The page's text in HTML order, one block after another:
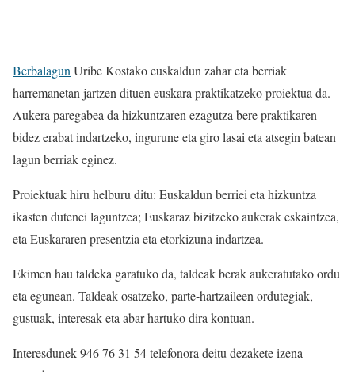
BerbalagunUribe Kostako euskaldun zahar eta berriak
harremanetan jartzen dituen euskara praktikatzeko proiektua da.
Aukera paregabea da hizkuntzaren ezagutza bere praktikaren
bidez erabat indartzeko, ingurune eta giro lasai eta atsegin batean
lagun berriak eginez.
Proiektuak hiru helburu ditu: Euskaldun berriei eta hizkuntza
ikasten dutenei laguntzea; Euskaraz bizitzeko aukerak eskaintzea,
eta Euskararen presentzia eta etorkizuna indartzea.
Ekimen hau taldeka garatuko da, taldeak berak aukeratutako ordu
eta egunean. Taldeak osatzeko, parte-hartzaileen ordutegiak,
gustuak, interesak eta abar hartuko dira kontuan.
Interesdunek 946 76 31 54 telefonora deitu dezakete izena